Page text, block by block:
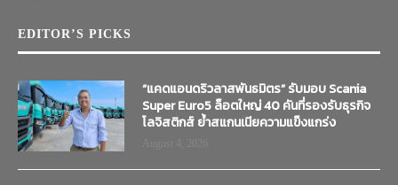
EDITOR’S PICKS
“แคดแอนดริวลาสพันธมิตร” รับมอบ Scania
Super Euro5 ล็อตใหญ่ 40 คันที่รองรับธุรกิจ
โลจิสติกส์ ย้ำสแกนเนียความแข็งแกร่ง